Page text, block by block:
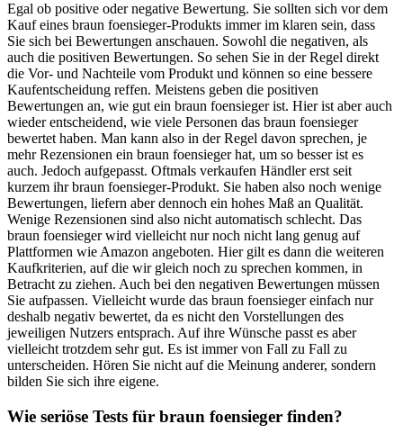
Egal ob positive oder negative Bewertung. Sie sollten sich vor dem
Kauf eines braun foensieger-Produkts immer im klaren sein, dass
Sie sich bei Bewertungen anschauen. Sowohl die negativen, als
auch die positiven Bewertungen. So sehen Sie in der Regel direkt
die Vor- und Nachteile vom Produkt und können so eine bessere
Kaufentscheidung reffen. Meistens geben die positiven
Bewertungen an, wie gut ein braun foensieger ist. Hier ist aber auch
wieder entscheidend, wie viele Personen das braun foensieger
bewertet haben. Man kann also in der Regel davon sprechen, je
mehr Rezensionen ein braun foensieger hat, um so besser ist es
auch. Jedoch aufgepasst. Oftmals verkaufen Händler erst seit
kurzem ihr braun foensieger-Produkt. Sie haben also noch wenige
Bewertungen, liefern aber dennoch ein hohes Maß an Qualität.
Wenige Rezensionen sind also nicht automatisch schlecht. Das
braun foensieger wird vielleicht nur noch nicht lang genug auf
Plattformen wie Amazon angeboten. Hier gilt es dann die weiteren
Kaufkriterien, auf die wir gleich noch zu sprechen kommen, in
Betracht zu ziehen. Auch bei den negativen Bewertungen müssen
Sie aufpassen. Vielleicht wurde das braun foensieger einfach nur
deshalb negativ bewertet, da es nicht den Vorstellungen des
jeweiligen Nutzers entsprach. Auf ihre Wünsche passt es aber
vielleicht trotzdem sehr gut. Es ist immer von Fall zu Fall zu
unterscheiden. Hören Sie nicht auf die Meinung anderer, sondern
bilden Sie sich ihre eigene.
Wie seriöse Tests für braun foensieger finden?